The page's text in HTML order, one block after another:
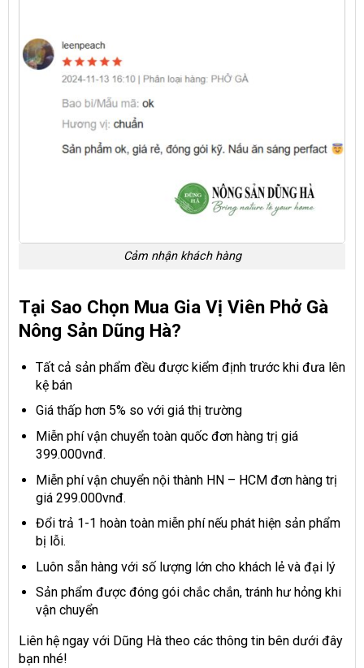
Cảm nhận khách hàng
Tại Sao Chọn Mua Gia Vị Viên Phở Gà
Nông Sản Dũng Hà?
Tất cả sản phẩm đều được kiểm định trước khi đưa lên
kệ bán
Giá thấp hơn 5% so với giá thị trường
Miễn phí vận chuyển toàn quốc đơn hàng trị giá
399.000vnđ.
Miễn phí vận chuyển nội thành HN – HCM đơn hàng trị
giá 299.000vnđ.
Đổi trả 1-1 hoàn toàn miễn phí nếu phát hiện sản phẩm
bị lỗi.
Luôn sẵn hàng với số lượng lớn cho khách lẻ và đại lý
Sản phẩm được đóng gói chắc chắn, tránh hư hỏng khi
vận chuyển
Liên hệ ngay với Dũng Hà theo các thông tin bên dưới đây
bạn nhé!